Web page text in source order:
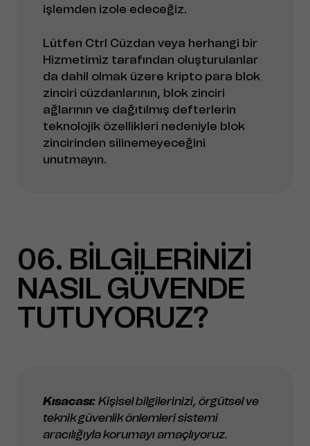
işlemden izole edeceğiz.
Lütfen Ctrl Cüzdan veya herhangi bir
Hizmetimiz tarafından oluşturulanlar
da dahil olmak üzere kripto para blok
zinciri cüzdanlarının, blok zinciri
ağlarının ve dağıtılmış defterlerin
teknolojik özellikleri nedeniyle blok
zincirinden silinemeyeceğini
unutmayın.
06 BİLGİLERİNİZİ
NASIL GÜVENDE
TUTUYORUZ?
Kısacası:Kişisel bilgilerinizi, örgütsel ve
teknik güvenlik önlemleri sistemi
aracılığıyla korumayı amaçlıyoruz.